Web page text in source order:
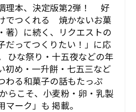
理本、決定版第2弾！ 好
でつくれる 焼かないお菓
著）に続く、リクエストの
だってつくりたい！」に応
ひな祭り・十五夜などの年
初め・一升餅・七五三など
わる和菓子の話もたっぷ
こそ、小麦粉・卵・乳製
ーク」も 掲載。